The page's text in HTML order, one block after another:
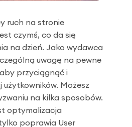
ruch na stronie
czymś, co da się
na dzień. Jako wydawca
uwagę na pewne
przyciągnąć i
użytkowników. Możesz
na kilka sposobów.
optymalizacja
poprawia User